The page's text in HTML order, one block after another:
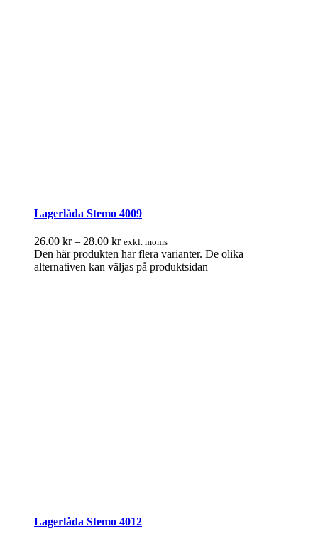
Lagerlåda Stemo 4009
26.00 kr– 28.00 kr exkl. moms
Den här produkten har flera varianter. De olika
alternativen kan väljas på produktsidan
Lagerlåda Stemo 4012